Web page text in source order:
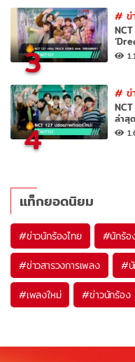
3
#ข่
4
#ข่
ล่าสุ
แท็กยอดนิยม
#ข่าวนักร้องไทย #นักร้อ
#ข่าวสารวงการเพลง #
#เพลงใหม่ #ข่าวนักร้อง